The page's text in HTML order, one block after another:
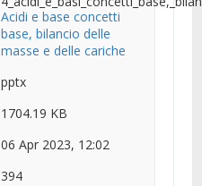
Acidi e base concetti
base, bilancio delle
masse e delle cariche
pptx
1704.19 KB
06 Apr 2023, 12:02
394